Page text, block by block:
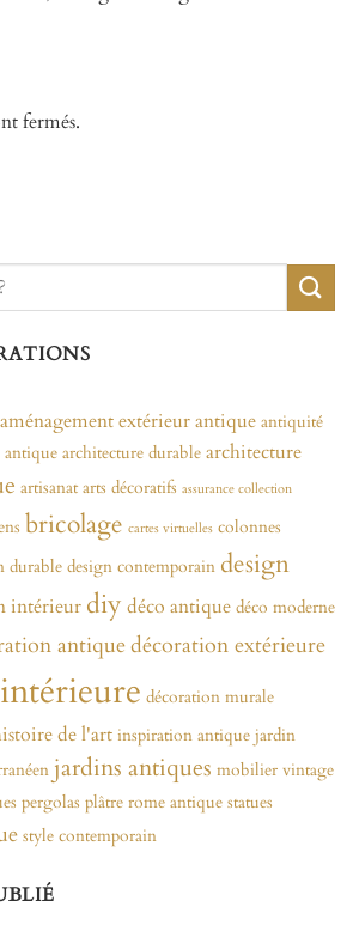
fermés.
aménagement extérieurantique antiquité
antique architecture durable architecture
artisanat arts décoratifs assurance collection
bricolage cartes virtuelles colonnes
durable design contemporain design
intérieur diy déco antique déco moderne
antiquedécoration extérieure
décoration murale
de l'art inspiration antique jardin
jardins antiques mobilier vintage
pergolas plâtre rome antique statues
style contemporain